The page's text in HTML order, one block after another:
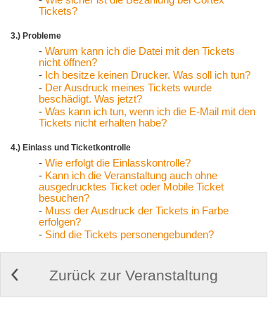
Tickets?
3.) Probleme
- Warum kann ich die Datei mit den Tickets
nicht öffnen?
- Ich besitze keinen Drucker. Was soll ich tun?
- Der Ausdruck meines Tickets wurde
beschädigt. Was jetzt?
- Was kann ich tun, wenn ich die E-Mail mit den
Tickets nicht erhalten habe?
4.) Einlass und Ticketkontrolle
- Wie erfolgt die Einlasskontrolle?
- Kann ich die Veranstaltung auch ohne
ausgedrucktes Ticket oder Mobile Ticket
besuchen?
- Muss der Ausdruck der Tickets in Farbe
erfolgen?
- Sind die Tickets personengebunden?
Zurück zur Veranstaltung